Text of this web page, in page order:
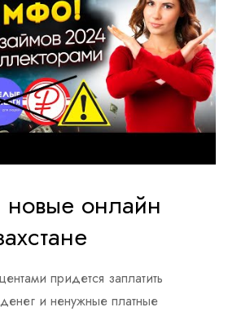
новые онлайн
придется заплатить
и ненужные платные